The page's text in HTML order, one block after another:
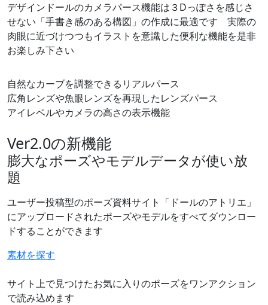
デザインドールのカメラパース機能は３Dっぽさを感じさ
せない「手書き感のある構図」の作成に最適です 実際の
肉眼に近づけつつもイラストを意識した便利な機能を是非
お楽しみ下さい
自然なカーブを調整できるリアルパース
広角レンズや魚眼レンズを再現したレンズパース
アイレベルやカメラの高さの表示機能
Ver2.0の新機能
膨大なポーズやモデルデータが使い放
題
ユーザー投稿型のポーズ資料サイト「ドールのアトリエ」
にアップロードされたポーズやモデルをすべてダウンロー
ドすることができます
素材を探す
サイト上で見つけたお気に入りのポーズをワンアクション
で読み込めます